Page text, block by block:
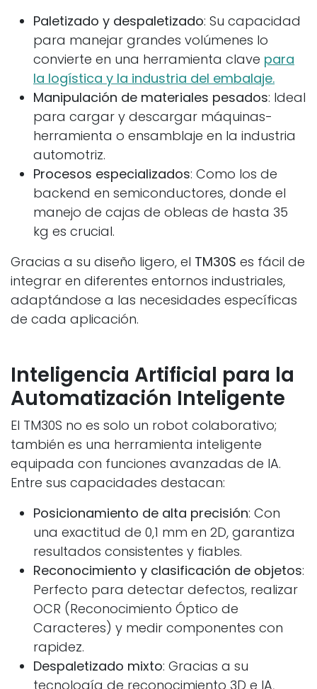
Paletizado y despaletizado: Su capacidad
para manejar grandes volúmenes lo
convierte en una herramienta clave para
la logística y la industria del embalaje.
Manipulación de materiales pesados: Ideal
para cargar y descargar máquinas-
herramienta o ensamblaje en la industria
automotriz.
Procesos especializados: Como los de
backend en semiconductores, donde el
manejo de cajas de obleas de hasta 35
kg es crucial.
Gracias a su diseño ligero, el TM30S es fácil de
integrar en diferentes entornos industriales,
adaptándose a las necesidades específicas
de cada aplicación.
Inteligencia Artificial para la
Automatización Inteligente
El TM30S no es solo un robot colaborativo;
también es una herramienta inteligente
equipada con funciones avanzadas de IA.
Entre sus capacidades destacan:
Posicionamiento de alta precisión: Con
una exactitud de 0,1 mm en 2D, garantiza
resultados consistentes y fiables.
Reconocimiento y clasificación de objetos:
Perfecto para detectar defectos, realizar
OCR (Reconocimiento Óptico de
Caracteres) y medir componentes con
rapidez.
Despaletizado mixto: Gracias a su
tecnología de reconocimiento 3D e IA,